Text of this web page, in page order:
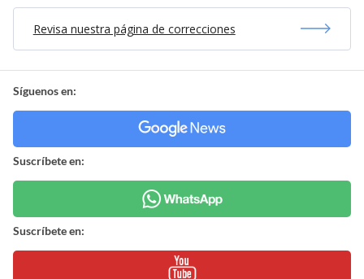
Revisa nuestra página de correcciones
Síguenos en:
Suscríbete en:
Suscríbete en: